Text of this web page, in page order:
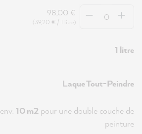
98,00 €
(39,20 € / 1 litre)
1 litre
Laque Tout-Peindre
env. 10 m2 pour une double couche de
peinture